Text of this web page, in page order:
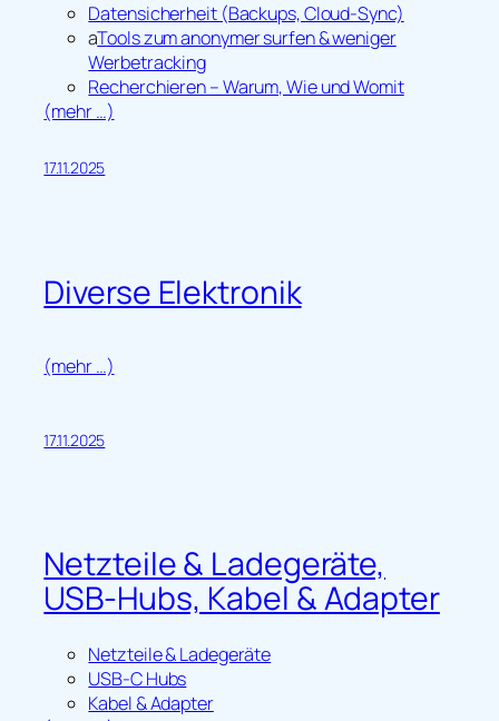
Datensicherheit (Backups, Cloud-Sync)
aTools zum anonymer surfen & weniger
Werbetracking
Recherchieren – Warum, Wie und Womit
(mehr …)
17.11.2025
Diverse Elektronik
(mehr …)
17.11.2025
Netzteile & Ladegeräte,
USB-Hubs, Kabel & Adapter
Netzteile & Ladegeräte
USB-C Hubs
Kabel & Adapter